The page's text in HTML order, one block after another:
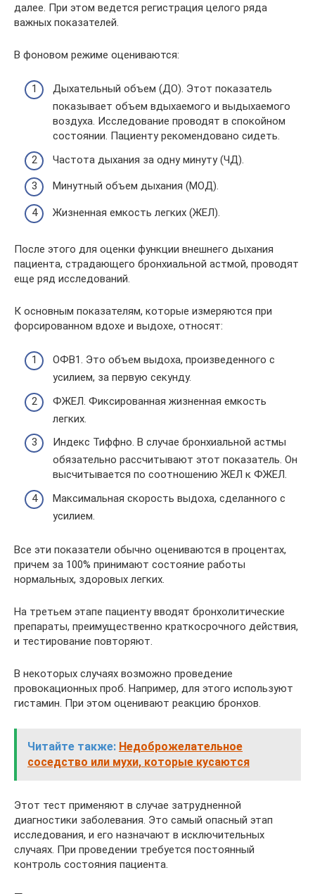
далее. При этом ведется регистрация целого ряда
важных показателей.
В фоновом режиме оцениваются:
Дыхательный объем (ДО). Этот показатель
показывает объем вдыхаемого и выдыхаемого
воздуха. Исследование проводят в спокойном
состоянии. Пациенту рекомендовано сидеть.
Частота дыхания за одну минуту (ЧД).
Минутный объем дыхания (МОД).
Жизненная емкость легких (ЖЕЛ).
После этого для оценки функции внешнего дыхания
пациента, страдающего бронхиальной астмой, проводят
еще ряд исследований.
К основным показателям, которые измеряются при
форсированном вдохе и выдохе, относят:
ОФВ1. Это объем выдоха, произведенного с
усилием, за первую секунду.
ФЖЕЛ. Фиксированная жизненная емкость
легких.
Индекс Тиффно. В случае бронхиальной астмы
обязательно рассчитывают этот показатель. Он
высчитывается по соотношению ЖЕЛ к ФЖЕЛ.
Максимальная скорость выдоха, сделанного с
усилием.
Все эти показатели обычно оцениваются в процентах,
причем за 100% принимают состояние работы
нормальных, здоровых легких.
На третьем этапе пациенту вводят бронхолитические
препараты, преимущественно краткосрочного действия,
и тестирование повторяют.
В некоторых случаях возможно проведение
провокационных проб. Например, для этого используют
гистамин. При этом оценивают реакцию бронхов.
Читайте также: Недоброжелательное
соседство или мухи, которые кусаются
Этот тест применяют в случае затрудненной
диагностики заболевания. Это самый опасный этап
исследования, и его назначают в исключительных
случаях. При проведении требуется постоянный
контроль состояния пациента.